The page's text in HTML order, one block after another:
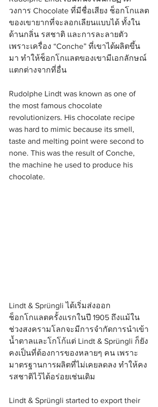
วงการ Chocolate ที่มีชื่อเสียง ช็อกโกแลต
ของเขายากที่จะลอกเลียนแบบได้ ทั้งใน
ด้านกลิ่น รสชาติ และการละลายตัว
เพราะเครื่อง “Conche” ที่เขาได้ผลิตขึ้น
มา ทำให้ช็อกโกแลตของเขามีเอกลักษณ์
แตกต่างจากที่อื่น
Rudolphe Lindt was known as one of
the most famous chocolate
revolutionizers. His chocolate recipe
was hard to mimic because its smell,
taste and melting point were second to
none. This was the result of Conche,
the machine he used to produce his
chocolate.
Lindt & Sprüngli ได้เริ่มส่งออก
ช็อกโกแลตครั้งแรกในปี 1905 ถึงแม้ใน
ช่วงสงครามโลกจะมีการจำกัดการนำเข้า
น้ำตาลและโกโก้แต่ Lindt & Sprüngli ก็ยัง
คงเป็นที่ต้องการของหลายๆ คน เพราะ
มาตรฐานการผลิตที่ไม่เคยลดลง ทำให้คง
รสชาติไว้ได้อร่อยเช่นเดิม
Lindt & Sprüngli started to export their